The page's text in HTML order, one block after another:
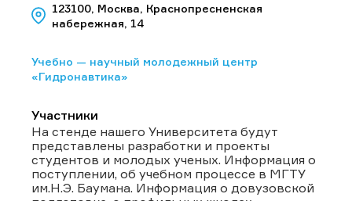
123100, Москва, Краснопресненская
набережная, 14
Учебно — научный молодежный центр
«Гидронавтика»
Участники
На стенде нашего Университета будут
представлены разработки и проекты
студентов и молодых ученых. Информация о
поступлении, об учебном процессе в МГТУ
им.Н.Э. Баумана. Информация о довузовской